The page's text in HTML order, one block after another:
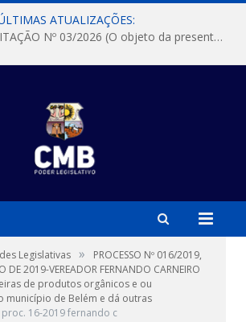
ATUALIZAÇÕES:
DISPENSA DE LICITAÇÃO Nº 03/2026 (O objeto da presente dispensa é a escolha da proposta mais vantajosa para a aquisição, de aparelhos de ar condicionado, tipo Split, com material de instalação e fogão industrial, conforme condições, quantidades e exigências estabelecidas no termo de referencia e neste aviso de contratação direta e seus anexos)
Legislativas »
PROCESSO Nº 016/2019,
DE 2019-VEREADOR FERNANDO CARNEIRO
de produtos orgânicos e ou
município de Belém e dá outras
proc. 16-2019 fernando c